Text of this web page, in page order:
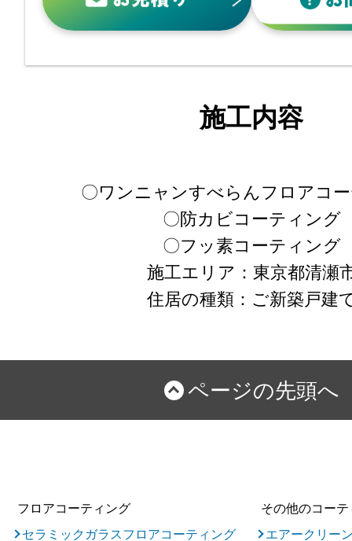
施工内容
〇ワンニャンすべらんフロアコ
〇防カビコーティング
〇フッ素コーティング
施工エリア：東京都清瀬
住居の種類：ご新築戸建
ページの先頭へ
フロアコーティング
セラミックガラスフロアコーティング
その他のコー
エアークリー